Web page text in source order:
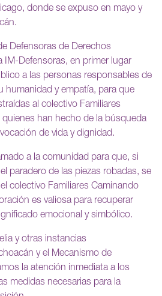
donde se expuso en mayo y
Defensoras de Derechos
IM-Defensoras, en primer lugar
a las personas responsables de
humanidad y empatía, para que
al colectivo Familiares
han hecho de la búsqueda
de vida y dignidad.
a la comunidad para que, si
paradero de las piezas robadas, se
colectivo Familiares Caminando
es valiosa para recuperar
emocional y simbólico.
y otras instancias
y el Mecanismo de
la atención inmediata a los
medidas necesarias para la